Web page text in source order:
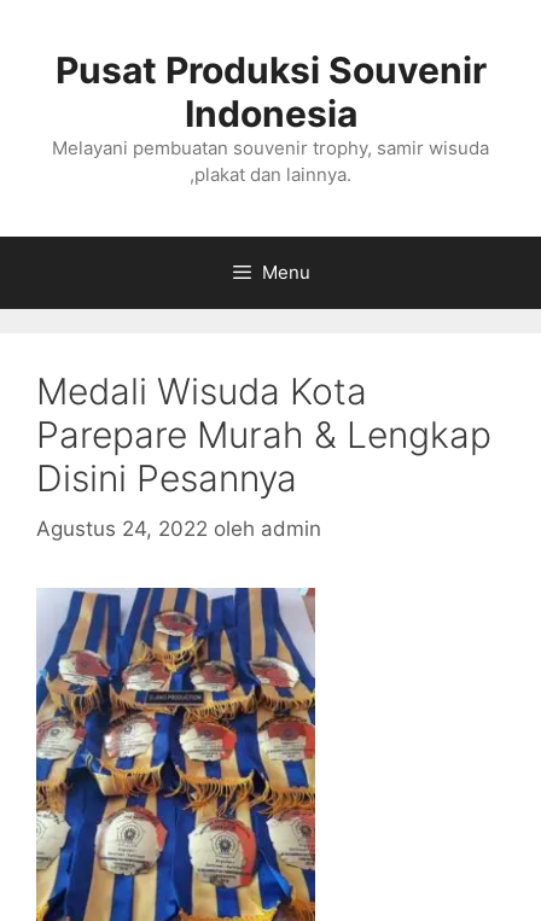
Pusat Produksi Souvenir
Indonesia
Melayani pembuatan souvenir trophy, samir wisuda
,plakat dan lainnya.
Menu
Medali Wisuda Kota
Parepare Murah & Lengkap
Disini Pesannya
Agustus 24, 2022 oleh admin